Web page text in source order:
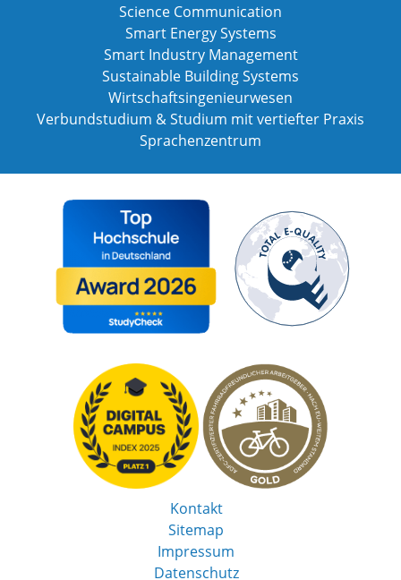
Science Communication
Smart Energy Systems
Smart Industry Management
Sustainable Building Systems
Wirtschaftsingenieurwesen
Verbundstudium & Studium mit vertiefter Praxis
Sprachenzentrum
Kontakt
Sitemap
Impressum
Datenschutz